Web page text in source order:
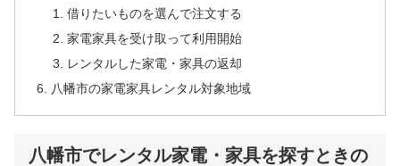
借りたいものを選んで注文する
家電家具を受け取って利用開始
レンタルした家電・家具の返却
八幡市の家電家具レンタル対象地域
八幡市でレンタル家電・家具を探すときの